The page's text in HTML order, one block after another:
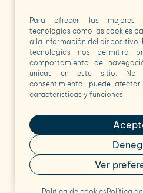
Para ofrecer las mejores
tecnologías como las cookies
a la información del dispositivo.
tecnologías nos permitirá
comportamiento de
únicas en este sitio. No
consentimiento, puede
características y funciones.
Ver
Nº Colegiada
MU04379
Copyright © 2024
Aviso Legal
Accesibilidad
Privacidad